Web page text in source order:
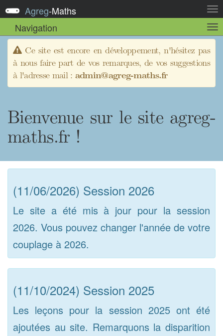
la
Agreg-Maths
Navigation
la
Ce site est encore en développement, n'hésitez pas
à nous faire part de vos remarques, de vos suggestions
à l'adresse mail : admin@agreg-maths.fr
Bienvenue sur le site agreg-
maths.fr !
(11/06/2026) Session 2026
Le site a été mis à jour pour la session
2026. Vous pouvez changer l'année de votre
couplage à 2026.
(11/10/2024) Session 2025
Les leçons pour la session 2025 ont été
ajoutées au site. Remarquons la disparition